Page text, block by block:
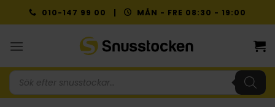
to
010-147 99 00 | MÅN - FRE 08:30 - 19:00
Produktsökning